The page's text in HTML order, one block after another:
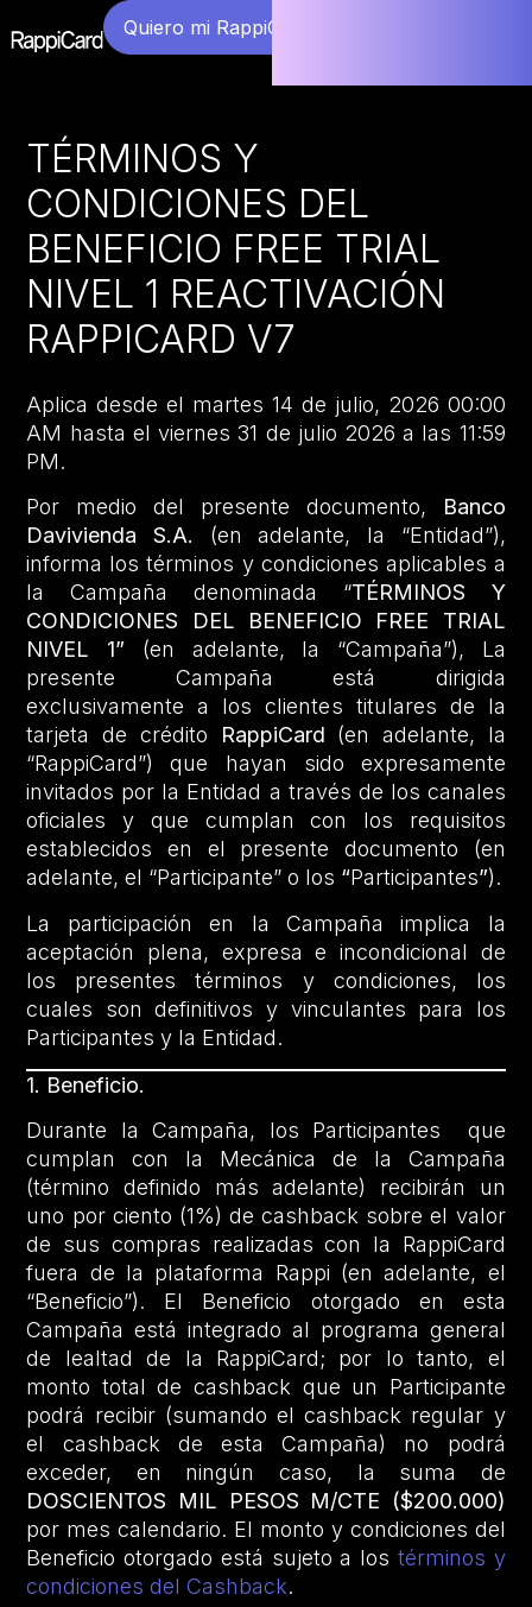
Quiero mi RappiCard
TÉRMINOS Y
CONDICIONES DEL
BENEFICIO FREE TRIAL
NIVEL 1 REACTIVACIÓN
RAPPICARD V7
Aplica desde el martes 14 de julio, 2026 00:00
AM hasta el viernes 31 de julio 2026 a las 11:59
PM.
Por medio del presente documento,
Banco
Davivienda S.A. (en adelante, la “Entidad”),
informa los términos y condiciones aplicables a
la Campaña denominada “TÉRMINOS Y
CONDICIONES DEL BENEFICIO FREE TRIAL
NIVEL 1” (en adelante, la “Campaña”), La
presente Campaña está dirigida
exclusivamente a los clientes titulares de la
tarjeta de crédito
RappiCard (en adelante, la
“RappiCard”) que hayan sido expresamente
invitados por la Entidad a través de los canales
oficiales y que cumplan con los requisitos
establecidos en el presente documento (en
adelante, el “Participante” o los “Participantes”).
La participación en la Campaña implica la
aceptación plena, expresa e incondicional de
los presentes términos y condiciones, los
cuales son definitivos y vinculantes para los
Participantes y la Entidad.
1. Beneficio.
Durante la Campaña, los Participantes que
cumplan con la Mecánica de la Campaña
(término definido más adelante) recibirán un
uno por ciento (1%) de cashback sobre el valor
de sus compras realizadas con la RappiCard
fuera de la plataforma Rappi (en adelante, el
“Beneficio”). El Beneficio otorgado en esta
Campaña está integrado al programa general
de lealtad de la RappiCard; por lo tanto, el
monto total de cashback que un Participante
podrá recibir (sumando el cashback regular y
el cashback de esta Campaña) no podrá
exceder, en ningún caso, la suma de
DOSCIENTOS MIL PESOS M/CTE ($200.000)
por mes calendario. El monto y condiciones del
Beneficio otorgado está sujeto a los términos y
condiciones del Cashback.